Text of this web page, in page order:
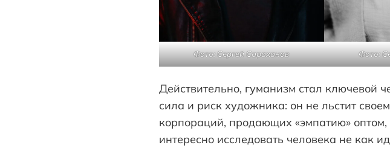
Фото: Сергей Сараханов Фото:
Действительно, гуманизм стал ключевой
сила и риск художника: он не льстит
корпораций, продающих «эмпатию»
интересно исследовать человека не как